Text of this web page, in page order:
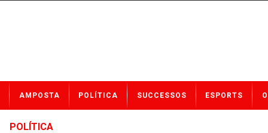
t
AMPOSTA POLÍTICA SUCCESSOS ESPORTS
POLÍTICA